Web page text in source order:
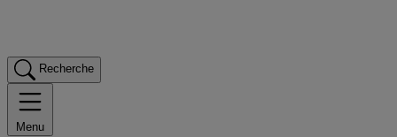
Recherche
Menu